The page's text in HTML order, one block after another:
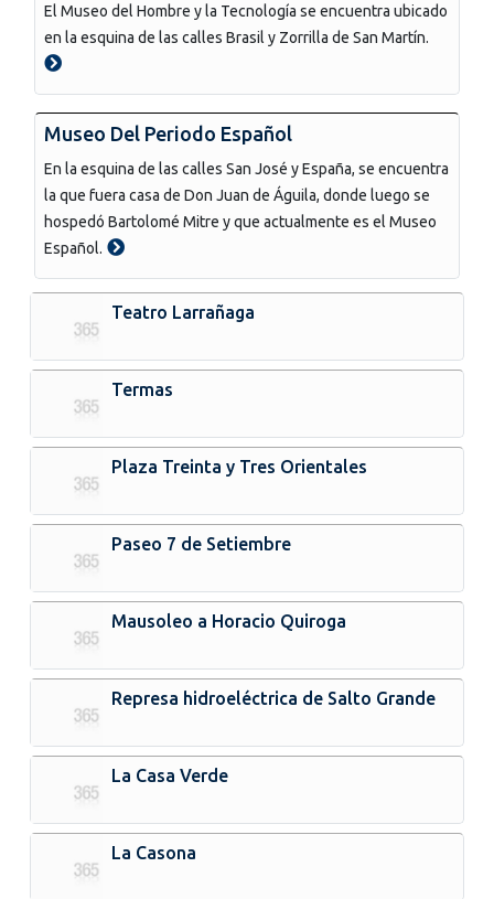
El Museo del Hombre y la Tecnología se encuentra ubicado
en la esquina de las calles Brasil y Zorrilla de San Martín.
Museo Del Periodo Español
En la esquina de las calles San José y España, se encuentra
la que fuera casa de Don Juan de Águila, donde luego se
hospedó Bartolomé Mitre y que actualmente es el Museo
Español.
Teatro Larrañaga
Termas
Plaza Treinta y Tres Orientales
Paseo 7 de Setiembre
Mausoleo a Horacio Quiroga
Represa hidroeléctrica de Salto Grande
La Casa Verde
La Casona